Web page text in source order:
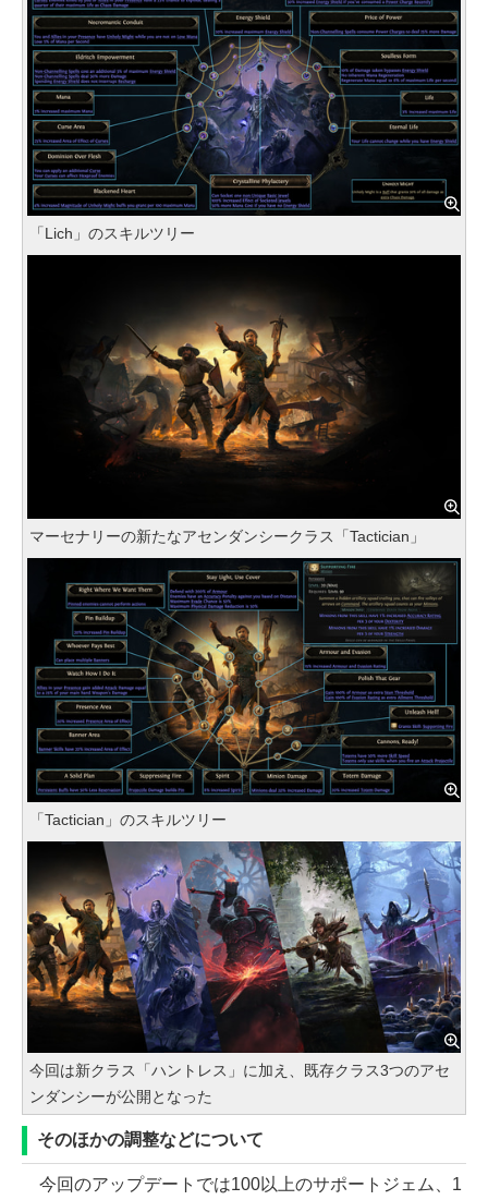
「Lich」のスキルツリー
マーセナリーの新たなアセンダンシークラス「Tactician」
「Tactician」のスキルツリー
今回は新クラス「ハントレス」に加え、既存クラス3つのアセ
ンダンシーが公開となった
そのほかの調整などについて
今回のアップデートでは100以上のサポートジェム、1